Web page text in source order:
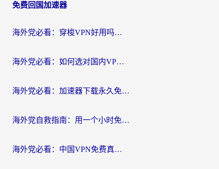
导
免费回国加速器
海外党必看：穿梭VPN好用吗？和云帆VPN对比哪个回国效果更好？附真实测评+避坑指南
海外党必看：如何选对国内VPN，实现无缝访问国内资源？
海外党必看：加速器下载永久免费版真的存在吗？教你无缝访问国内资源的正确姿势
海外党自救指南：用一个小时免费加速器，轻松打破国内资源访问壁垒？
海外党必看：中国VPN免费真的靠谱吗？手把手教你选对回国加速器